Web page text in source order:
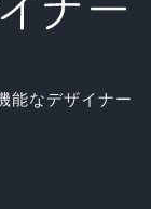
能なデザイナー